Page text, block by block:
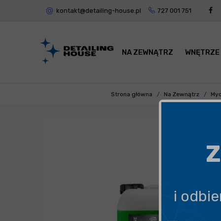
kontakt@detailing-house.pl 727 001 751
NA ZEWNĄTRZ WNĘTRZE
Strona główna Na Zewnątrz
i